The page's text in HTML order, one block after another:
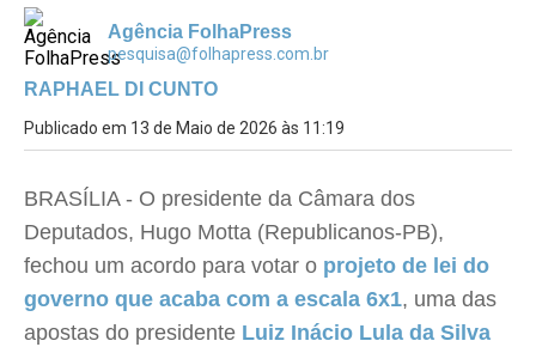
Agência FolhaPress
pesquisa@folhapress.com.br
RAPHAEL DI CUNTO
Publicado em 13 de Maio de 2026 às 11:19
BRASÍLIA - O presidente da Câmara dos
Deputados, Hugo Motta (Republicanos-PB),
fechou um acordo para votar o projeto de lei do
governo que acaba com a escala 6x1, uma das
apostas do presidente Luiz Inácio Lula da Silva